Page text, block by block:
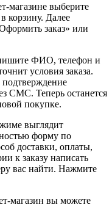
магазине выберите
корзину. Далее
заказ» или
ФИО, телефон и
условия заказа.
подтверждение
СМС. Теперь останется
покупке.
выглядит
форму по
доставки, оплаты,
к заказу написать
вас найти. Нажмите
магазин вы можете